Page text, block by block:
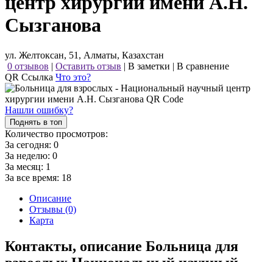
Сызганова
ул. Желтоксан, 51, Алматы, Казахстан
0 отзывов | Оставить отзыв | В заметки | В сравнение
QR Ссылка Что это?
Нашли ошибку?
Поднять в топ
Количество просмотров:
За сегодня: 0
За неделю: 0
За месяц: 1
За все время: 18
Описание
Отзывы (0)
Карта
Контакты, описание Больница для